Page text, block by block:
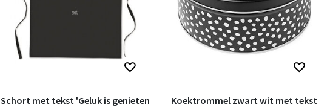
Schort met tekst 'Geluk is genieten
Koektrommel zwart wit met tekst